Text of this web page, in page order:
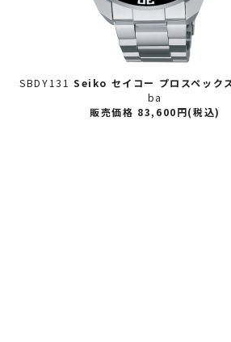
SBDC213 Seiko セイコー プロスペッ
ba セイコーダイバーズ60周年記念限定
定6000本（うち国内2000本）